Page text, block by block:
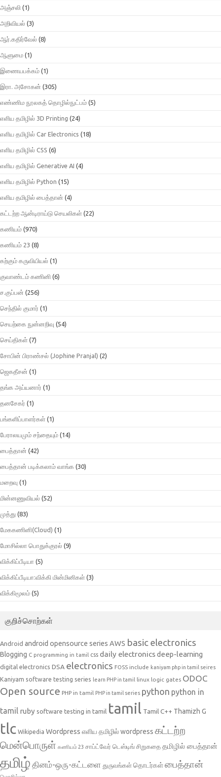
அஞ்சலி (1)
அறிவியல் (3)
ஆர்.கதிர்வேல் (8)
ஆளுமை (1)
இணையபக்கம் (1)
இரா. அசோகன் (305)
எண்ணிம நூலகத் தொழில்நுட்பம் (5)
எளிய தமிழில் 3D Printing (24)
எளிய தமிழில் Car Electronics (18)
எளிய தமிழில் CSS (6)
எளிய தமிழில் Generative AI (4)
எளிய தமிழில் Python (15)
எளிய தமிழில் பைத்தான் (4)
கட்டற்ற ஆன்டிராய்டு செயலிகள் (22)
கணியம் (970)
கணியம் 23 (8)
கற்கும் கருவியியல் (1)
குவாண்டம் கணினி (6)
ச.குப்பன் (256)
செந்தில் குமார் (1)
செயற்கை நுன்னறிவு (54)
செய்திகள் (7)
சோபின் பிராண்சல் (Jophine Pranjal) (2)
ஜெகதீசன் (1)
தங்க அய்யனார் (1)
தனசேகர் (1)
பங்களிப்பாளர்கள் (1)
பேராலயமும் சந்தையும் (14)
பைத்தான் (42)
பைத்தான் படிக்கலாம் வாங்க (30)
மறைவு (1)
மின்னணுவியல் (52)
முத்து (83)
மேககணினி(Cloud) (1)
மோசில்லா பொதுக்குரல் (9)
விக்கிப்பீடியா (5)
விக்கிப்பீடியா:விக்கி மின்மினிகள் (3)
விக்கிமூலம் (5)
குறிச்சொற்கள்
Android android opensource series AWS basic electronics
Blogging C programming in tamil css daily electronicsdeep-learning
digital electronics DSA electronics FOSS include kaniyam php in tamil seires
Kaniyam software testing series learn PHP in tamil linux logic gates ODOC
Open source PHP in tamil PHP in tamil series python python in
tamil ruby software testing in tamil tamil Tamil C++ Thamizh G
tlc Wikipedia Wordpress எளிய தமிழில் wordpress கட்டற்ற
மென்பொருள் கணியம் 23 சாப்ட்வேர் டெஸ்டிங் சிறுகதை தமிழில் பைத்தான்
தமிழ் தினம்-ஒரு-கட்டளை துருவங்கள் தொடர்கள்பைத்தான்